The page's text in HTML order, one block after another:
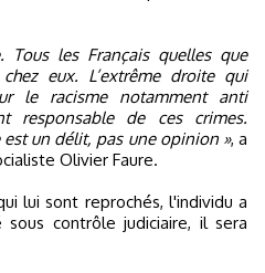
les Français quelles que
eux. L’extrême droite qui
le racisme notamment anti
responsable de ces crimes.
est un délit, pas une opinion », a
Olivier Faure.
lui sont reprochés, l'individu a
contrôle judiciaire, il sera